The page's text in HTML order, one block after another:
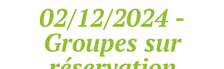
02/12/2024 -
Groupes sur